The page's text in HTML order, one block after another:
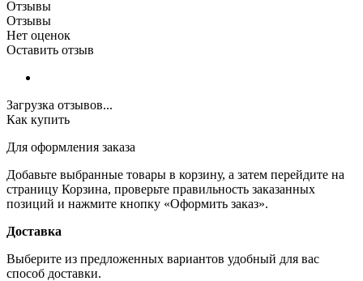
Отзывы
Отзывы
Нет оценок
Оставить отзыв
Загрузка отзывов...
Как купить
Для оформления заказа
Добавьте выбранные товары в корзину, а затем перейдите на
страницу Корзина, проверьте правильность заказанных
позиций и нажмите кнопку «Оформить заказ».
Доставка
Выберите из предложенных вариантов удобный для вас
способ доставки.